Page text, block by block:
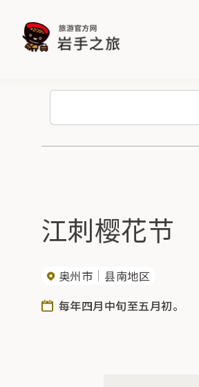
江刺樱花节
奥州市
县南地区
每年四月中旬至五月初。